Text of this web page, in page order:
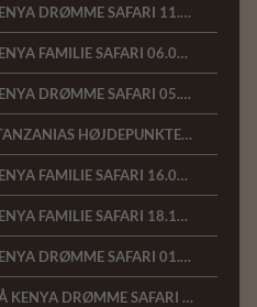
FRA REJSELEDER ANNA PÅ KENYA DRØMME SAFARI 11.07.22
FRA REJSELEDER ANNA PÅ KENYA FAMILIE SAFARI 06.07.22
FRA REJSELEDER ANNA PÅ KENYA DRØMME SAFARI 05.03.2022
FRA REJSELEDER JESPER PÅ TANZANIAS HØJDEPUNKTER 17.01.22
FRA REJSELEDER ANNA PÅ KENYA FAMILIE SAFARI 16.01.22
FRA REJSELEDER ANNA PÅ KENYA FAMILIE SAFARI 18.10.2021
FRA REJSELEDER ANNA PÅ KENYA DRØMME SAFARI 01.03.2020
FRA REJSELEDER CARSTEN PÅ KENYA DRØMME SAFARI 16.02.2020